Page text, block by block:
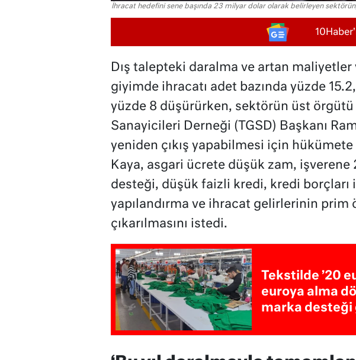
İhracat hedefini sene başında 23 milyar dolar olarak belirleyen
Dış talepteki daralma ve artan maliyetler
giyimde ihracatı adet bazında yüzde
yüzde 8 düşürürken, sektörün üst örgütü
Sanayicileri Derneği (TGSD) Başkanı
yeniden çıkış yapabilmesi için hükümete
Kaya, asgari ücrete düşük zam, işverene
desteği, düşük faizli kredi, kredi borçları
yapılandırma ve ihracat gelirlerinin prim
çıkarılmasını istedi.
Tekstilde ’20
euroya alma
marka desteği